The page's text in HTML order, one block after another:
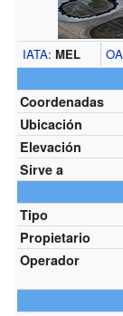
IATA: MEL
Coordenadas
Ubicación
Elevación
Sirve a
Tipo
Propietario
Operador